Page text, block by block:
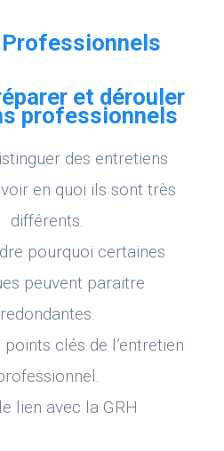
et dérouler
professionnels
des entretiens
en quoi ils sont très
différents.
pourquoi certaines
peuvent paraitre
redondantes.
clés de l’entretien
lien avec la GRH